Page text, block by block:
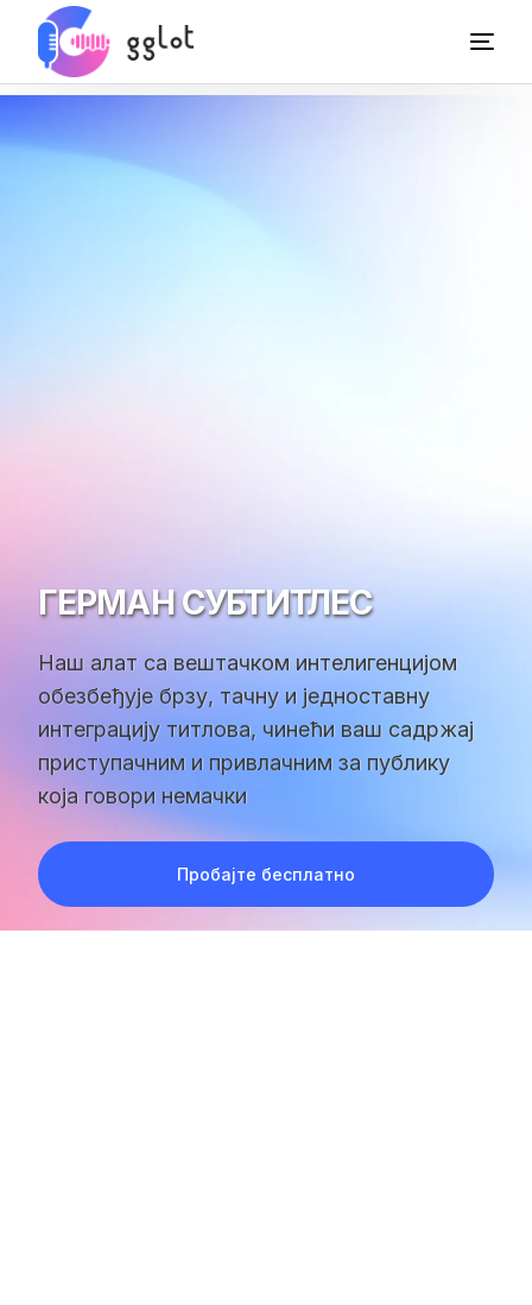
ГЕРМАН СУБТИТЛЕС
Наш алат са вештачком интелигенцијом
обезбеђује брзу, тачну и једноставну
интеграцију титлова, чинећи ваш садржај
приступачним и привлачним за публику
која говори немачки
Пробајте бесплатно